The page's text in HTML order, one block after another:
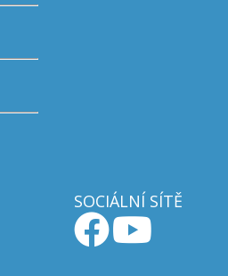
SOCIÁLNÍ SÍTĚ